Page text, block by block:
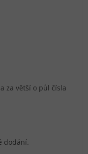
5 hvězdiček.
5 hvězdiček.
za větší o půl čísla
5 hvězdiček.
dodání.